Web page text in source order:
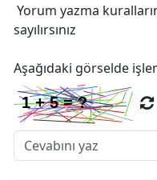
Yorum yazma
sayılırsınız
Aşağıdaki görselde